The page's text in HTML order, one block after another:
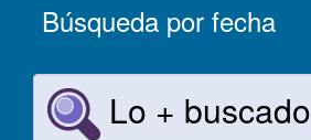
Búsqueda por fecha
Lo + buscado